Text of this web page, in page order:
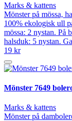
Marks & kattens
Mönster på mössa,
100% ekologisk ull
mössa: 2 nystan. På
halsduk: 5 nystan.
19 kr
Mönster 7649
Marks & kattens
Mönster på